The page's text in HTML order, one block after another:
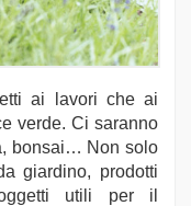
ai lavori che ai
verde. Ci saranno
bonsai… Non solo
giardino, prodotti
utili per il